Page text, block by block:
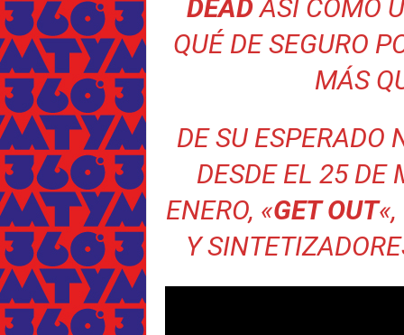
DEADASÍ CÓMO
QUÉ DE SEGURO
MÁS
DE SU ESPERADO
DESDE EL 25 DE
ENERO, «GET OUT
Y